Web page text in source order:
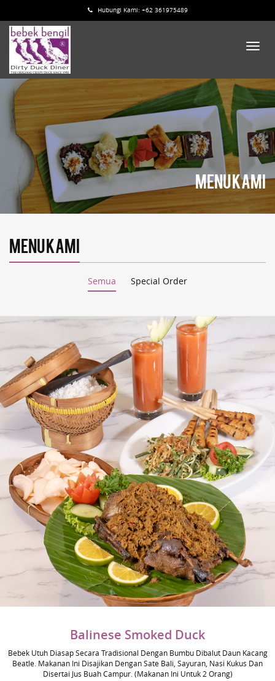
Hubungi Kami: +62 361975489
Menu Kami
Menu Kami
Semua Special Order
Balinese Smoked Duck
Bebek Utuh Diasap Secara Tradisional Dengan Bumbu Dibalut Daun Kacang
Beatle. Makanan Ini Disajikan Dengan Sate Bali, Sayuran, Nasi Kukus Dan
Disertai Jus Buah Campur. (Makanan Ini Untuk 2 Orang)